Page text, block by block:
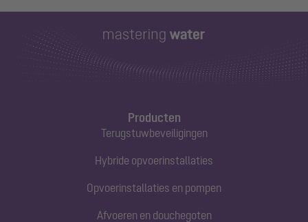
Producten
Terugstuwbeveiligingen
Hybride opvoerinstallaties
Opvoerinstallaties en pompen
Afvoeren en douchegoten